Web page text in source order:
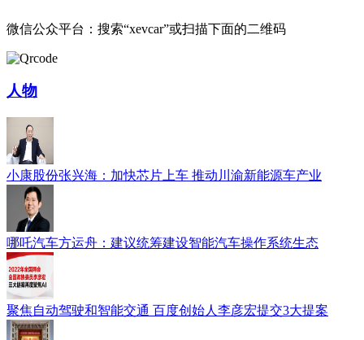
微信公众平台：搜索“xevcar”或扫描下面的二维码
人物
小康股份张兴海：加快芯片上车 推动川渝新能源车产业
哪吒汽车方运舟：建议统筹建设智能汽车操作系统生态
聚焦自动驾驶和智能交通 百度创始人李彦宏提交3大提案